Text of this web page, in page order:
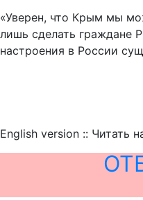
«Уверен, что Крым мы
лишь сделать граждане
настроения в России
English version :: Читать